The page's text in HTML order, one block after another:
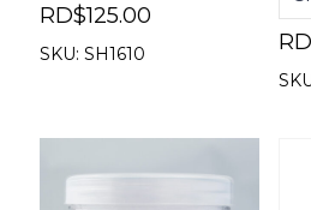
RD$125.00
SKU: SH1610